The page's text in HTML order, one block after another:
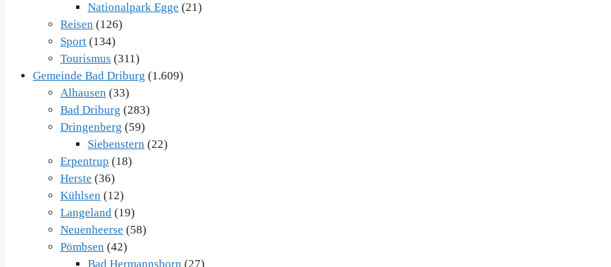
Nationalpark Egge (21)
Reisen (126)
Sport (134)
Tourismus (311)
Gemeinde Bad Driburg (1.609)
Alhausen (33)
Bad Driburg (283)
Dringenberg (59)
Siebenstern (22)
Erpentrup (18)
Herste (36)
Kühlsen (12)
Langeland (19)
Neuenheerse (58)
Pömbsen (42)
Bad Hermannsborn (27)